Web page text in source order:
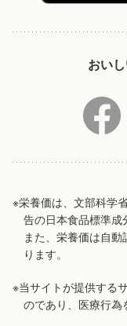
おい
※栄養価は、文部科学
告の日本食品標準成
また、栄養価は自
ります。
※当サイトが提供する
のであり、医療行為